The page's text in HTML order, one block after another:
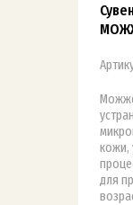
кожи,
для